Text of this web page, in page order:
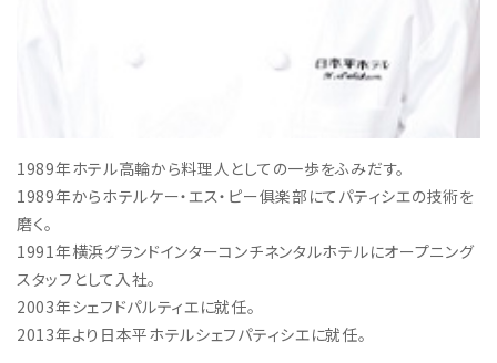
1989年ホテル高輪から料理人としての一歩をふみだす。
1989年からホテルケー・エス・ピー俱楽部にてパティシエの技術を
磨く。
1991年横浜グランドインターコンチネンタルホテルにオープニング
スタッフとして入社。
2003年シェフドパルティエに就任。
2013年より日本平ホテルシェフパティシエに就任。